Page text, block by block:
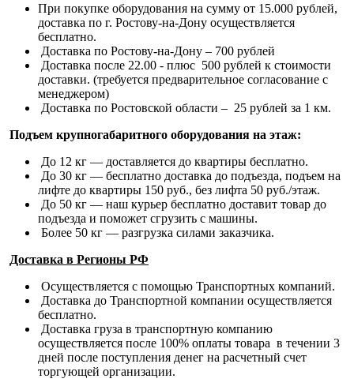
При покупке оборудования на сумму от 15.000 рублей,
доставка по г. Ростову-на-Дону осуществляется
бесплатно.
Доставка по Ростову-на-Дону – 700 рублей
Доставка после 22.00 - плюс 500 рублей к стоимости
доставки. (требуется предварительное согласование с
менеджером)
Доставка по Ростовской области – 25 рублей за 1 км.
Подъем крупногабаритного оборудования на этаж:
До 12 кг — доставляется до квартиры бесплатно.
До 30 кг — бесплатно доставка до подъезда, подъем на
лифте до квартиры 150 руб., без лифта 50 руб./этаж.
До 50 кг — наш курьер бесплатно доставит товар до
подъезда и поможет сгрузить с машины.
Более 50 кг — разгрузка силами заказчика.
Доставка в Регионы РФ
Осуществляется с помощью Транспортных компаний.
Доставка до Транспортной компании осуществляется
бесплатно.
Доставка груза в транспортную компанию
осуществляется после 100% оплаты товара в течении 3
дней после поступления денег на расчетный счет
торгующей организации.